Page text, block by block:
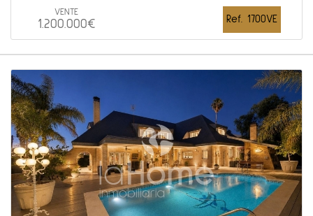
VENTE
1.200.000€ Ref. 1700VE